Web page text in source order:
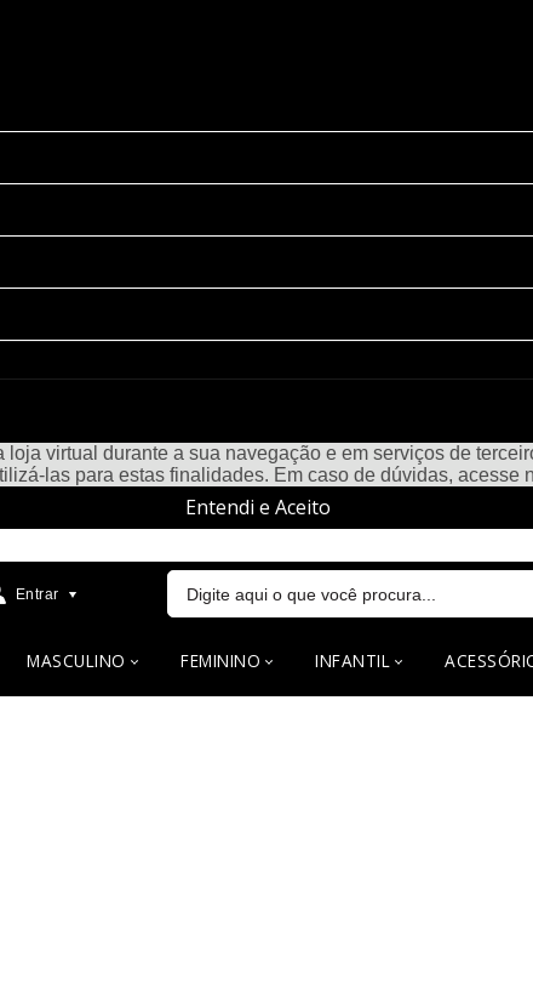
virtual durante a sua navegação e em serviços de
las para estas finalidades. Em caso de dúvidas, acesse
Entendi e Aceito
Entrar
MASCULINO FEMININO INFANTIL